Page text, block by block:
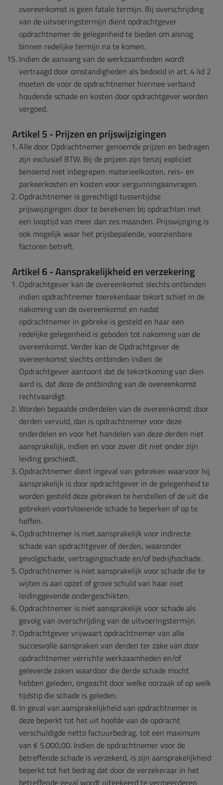
overeenkomst is geen fatale termijn. Bij overschrijding
van de uitvoeringstermijn dient opdrachtgever
opdrachtnemer de gelegenheid te bieden om alsnog
binnen redelijke termijn na te komen.
Indien de aanvang van de werkzaamheden wordt
vertraagd door omstandigheden als bedoeld in art. 4 lid 2
moeten de voor de opdrachtnemer hiermee verband
houdende schade en kosten door opdrachtgever worden
vergoed.
Artikel 5 - Prijzen en prijswijzigingen
Alle door Opdrachtnemer genoemde prijzen en bedragen
zijn exclusief BTW. Bij de prijzen zijn tenzij expliciet
benoemd niet inbegrepen: materieelkosten, reis- en
parkeerkosten en kosten voor vergunningaanvragen.
Opdrachtnemer is gerechtigd tussentijdse
prijswijzigingen door te berekenen bij opdrachten met
een looptijd van meer dan zes maanden. Prijswijziging is
ook mogelijk waar het prijsbepalende, voorzienbare
factoren betreft.
Artikel 6 - Aansprakelijkheid en verzekering
Opdrachtgever kan de overeenkomst slechts ontbinden
indien opdrachtnemer toerekenbaar tekort schiet in de
nakoming van de overeenkomst en nadat
opdrachtnemer in gebreke is gesteld en haar een
redelijke gelegenheid is geboden tot nakoming van de
overeenkomst. Verder kan de Opdrachtgever de
overeenkomst slechts ontbinden indien de
Opdrachtgever aantoont dat de tekortkoming van dien
aard is, dat deze de ontbinding van de overeenkomst
rechtvaardigt.
Worden bepaalde onderdelen van de overeenkomst door
derden vervuld, dan is opdrachtnemer voor deze
onderdelen en voor het handelen van deze derden niet
aansprakelijk, indien en voor zover dit niet onder zijn
leiding geschiedt.
Opdrachtnemer dient ingeval van gebreken waarvoor hij
aansprakelijk is door opdrachtgever in de gelegenheid te
worden gesteld deze gebreken te herstellen of de uit die
gebreken voortvloeiende schade te beperken of op te
heffen.
Opdrachtnemer is niet aansprakelijk voor indirecte
schade van opdrachtgever of derden, waaronder
gevolgschade, vertragingsschade en/of bedrijfsschade.
Opdrachtnemer is niet aansprakelijk voor schade die te
wijten is aan opzet of grove schuld van haar niet
leidinggevende ondergeschikten.
Opdrachtnemer is niet aansprakelijk voor schade als
gevolg van overschrijding van de uitvoeringstermijn.
Opdrachtgever vrijwaart opdrachtnemer van alle
succesvolle aanspraken van derden ter zake van door
opdrachtnemer verrichte werkzaamheden en/of
geleverde zaken waardoor die derde schade mocht
hebben geleden, ongeacht door welke oorzaak of op welk
tijdstip die schade is geleden.
In geval van aansprakelijkheid van opdrachtnemer is
deze beperkt tot het uit hoofde van de opdracht
verschuldigde netto factuurbedrag, tot een maximum
van € 5.000,00. Indien de opdrachtnemer voor de
betreffende schade is verzekerd, is zijn aansprakelijkheid
beperkt tot het bedrag dat door de verzekeraar in het
betreffende geval wordt uitgekeerd te vermeerderen